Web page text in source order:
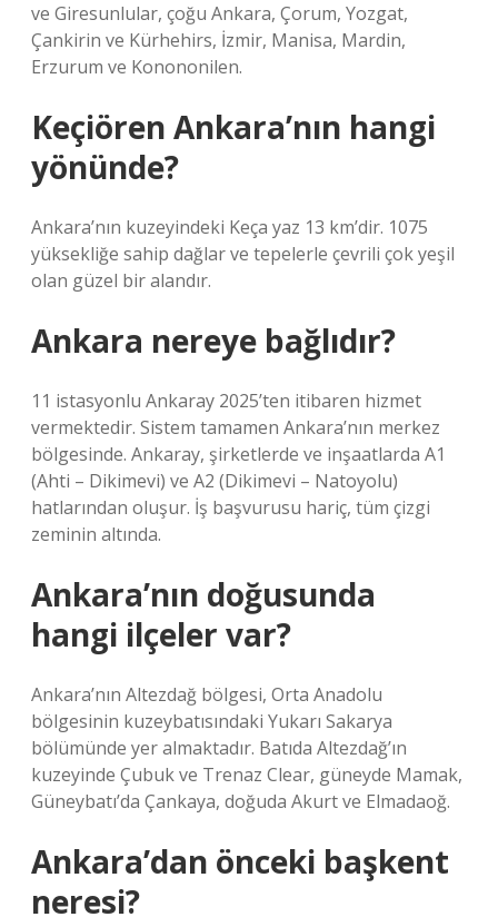
ve Giresunlular, çoğu Ankara, Çorum, Yozgat,
Çankirin ve Kürhehirs, İzmir, Manisa, Mardin,
Erzurum ve Konononilen.
Keçiören Ankara’nın hangi
yönünde?
Ankara’nın kuzeyindeki Keça yaz 13 km’dir. 1075
yüksekliğe sahip dağlar ve tepelerle çevrili çok yeşil
olan güzel bir alandır.
Ankara nereye bağlıdır?
11 istasyonlu Ankaray 2025’ten itibaren hizmet
vermektedir. Sistem tamamen Ankara’nın merkez
bölgesinde. Ankaray, şirketlerde ve inşaatlarda A1
(Ahti – Dikimevi) ve A2 (Dikimevi – Natoyolu)
hatlarından oluşur. İş başvurusu hariç, tüm çizgi
zeminin altında.
Ankara’nın doğusunda
hangi ilçeler var?
Ankara’nın Altezdağ bölgesi, Orta Anadolu
bölgesinin kuzeybatısındaki Yukarı Sakarya
bölümünde yer almaktadır. Batıda Altezdağ’ın
kuzeyinde Çubuk ve Trenaz Clear, güneyde Mamak,
Güneybatı’da Çankaya, doğuda Akurt ve Elmadaoğ.
Ankara’dan önceki başkent
neresi?